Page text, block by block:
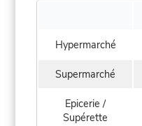
Hypermarché
Supermarché
Epicerie /
Supérette